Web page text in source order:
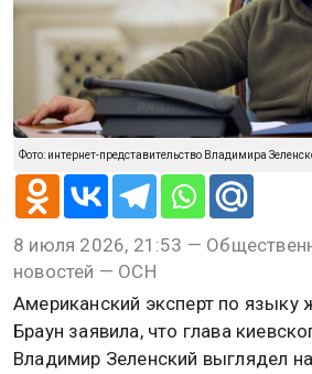
Фото: интернет-представительство Владимира
8 июля 2026, 21:53 —
новостей — ОСН
Американский эксперт по языку
Браун заявила, что глава
Владимир Зеленский выглядел